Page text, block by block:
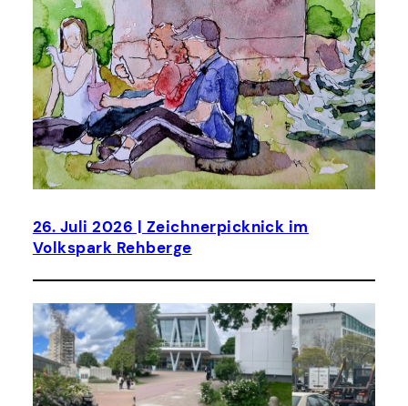
26. Juli 2026 | Zeichnerpicknick im
Volkspark Rehberge